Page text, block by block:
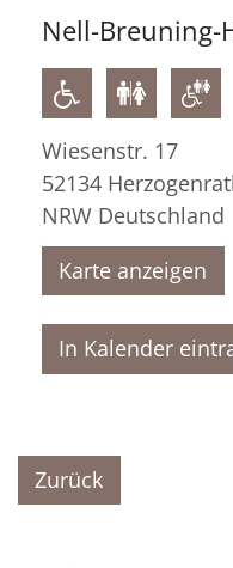
Nell-Breuning-
Wiesenstr. 17
52134
NRW Deutschland
Karte anzeigen
In Kalender
Zurück